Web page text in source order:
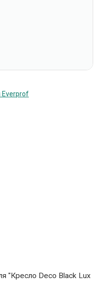
Everprof
"Кресло Deco Black Lux